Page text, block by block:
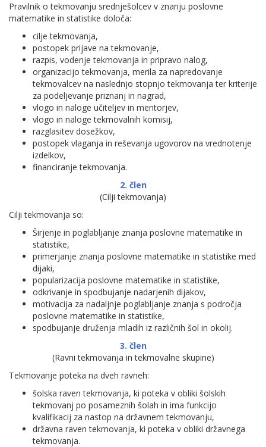
Pravilnik o tekmovanju srednješolcev v znanju poslovne
matematike in statistike določa:
cilje tekmovanja,
postopek prijave na tekmovanje,
razpis, vodenje tekmovanja in pripravo nalog,
organizacijo tekmovanja, merila za napredovanje
tekmovalcev na naslednjo stopnjo tekmovanja ter kriterije
za podeljevanje priznanj in nagrad,
vlogo in naloge učiteljev in mentorjev,
vlogo in naloge tekmovalnih komisij,
razglasitev dosežkov,
postopek vlaganja in reševanja ugovorov na vrednotenje
izdelkov,
financiranje tekmovanja.
2. člen
(Cilji tekmovanja)
Cilji tekmovanja so:
Širjenje in poglabljanje znanja poslovne matematike in
statistike,
primerjanje znanja poslovne matematike in statistike med
dijaki,
popularizacija poslovne matematike in statistike,
odkrivanje in spodbujanje nadarjenih dijakov,
motivacija za nadaljnje poglabljanje znanja s področja
poslovne matematike in statistike,
spodbujanje druženja mladih iz različnih šol in okolij.
3. člen
(Ravni tekmovanja in tekmovalne skupine)
Tekmovanje poteka na dveh ravneh:
šolska raven tekmovanja, ki poteka v obliki šolskih
tekmovanj po posameznih šolah in ima funkcijo
kvalifikacij za nastop na državnem tekmovanju,
državna raven tekmovanja, ki poteka v obliki državnega
tekmovanja.